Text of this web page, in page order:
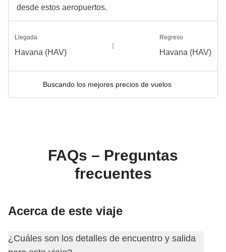
desde estos aeropuertos.
Llegada
Havana (HAV)
Regreso
Havana (HAV)
Buscando los mejores precios de vuelos
FAQs – Preguntas
frecuentes
Acerca de este viaje
¿Cuáles son los detalles de encuentro y salida